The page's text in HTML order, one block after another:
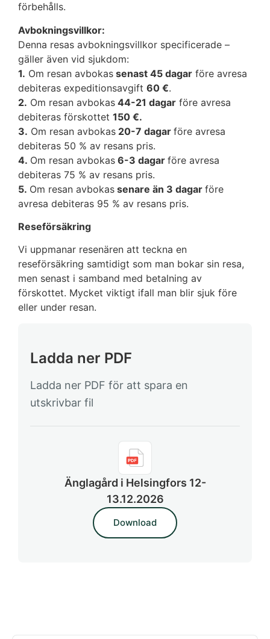
förbehålls.
Avbokningsvillkor:
Denna resas avbokningsvillkor specificerade –
gäller även vid sjukdom:
1. Om resan avbokas senast 45 dagar före avresa
debiteras expeditionsavgift 60 €.
2. Om resan avbokas 44-21 dagar före avresa
debiteras förskottet 150 €.
3. Om resan avbokas 20-7 dagar före avresa
debiteras 50 % av resans pris.
4. Om resan avbokas 6-3 dagar före avresa
debiteras 75 % av resans pris.
5. Om resan avbokas senare än 3 dagar före
avresa debiteras 95 % av resans pris.
Reseförsäkring
Vi uppmanar resenären att teckna en
reseförsäkring samtidigt som man bokar sin resa,
men senast i samband med betalning av
förskottet. Mycket viktigt ifall man blir sjuk före
eller under resan.
Ladda ner PDF
Ladda ner PDF för att spara en
utskrivbar fil
Änglagård i Helsingfors 12-
13.12.2026
Download